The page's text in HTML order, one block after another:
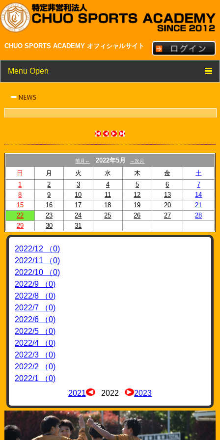
CHUO SPORTS ACADEMY オフィシャルサイト
Menu Open
スケジュール
リンク
前月← 2022年5月 →次月
日 月 火 水 木 金
土
1
2 3 4 5 6
7
8
9 10 11 12 13
14
15
16 17 18 19 20
21
22
23 24 25 26 27
28
29
30 31
2022/12 （0)
2022/11 （0)
2022/10 （0)
2022/9 （0)
2022/8 （0)
2022/7 （0)
2022/6 （0)
2022/5 （0)
2022/4 （0)
2022/3 （0)
2022/2 （0)
2022/1 （0)
2021
2022 2023